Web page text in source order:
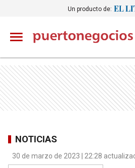
Un producto de:
NOTICIAS
30 de marzo de 2023 | 22:28